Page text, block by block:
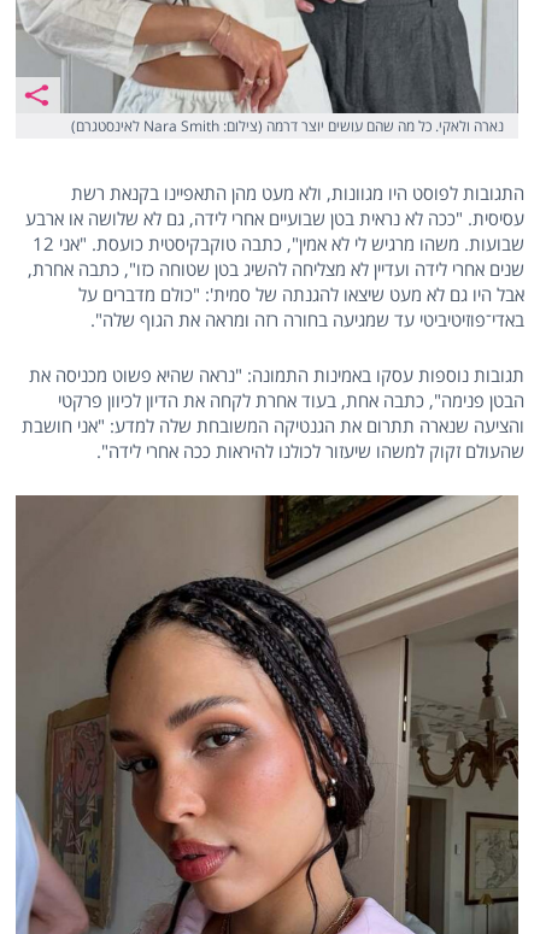
נארה ולאקי. כל מה שהם עושים יוצר דרמה (צילום: Nara Smith לאינסטגרם)
התגובות לפוסט היו מגוונות, ולא מעט מהן התאפיינו בקנאת רשת
עסיסית. "ככה לא נראית בטן שבועיים אחרי לידה, גם לא שלושה או ארבע
שבועות. משהו מרגיש לי לא אמין", כתבה טוקבקיסטית כועסת. "אני 12
שנים אחרי לידה ועדיין לא מצליחה להשיג בטן שטוחה כזו", כתבה אחרת,
אבל היו גם לא מעט שיצאו להגנתה של סמית': "כולם מדברים על
באדי־פוזיטיביטי עד שמגיעה בחורה רזה ומראה את הגוף שלה".
תגובות נוספות עסקו באמינות התמונה: "נראה שהיא פשוט מכניסה את
הבטן פנימה", כתבה אחת, בעוד אחרת לקחה את הדיון לכיוון פרקטי
והציעה שנארה תתרום את הגנטיקה המשובחת שלה למדע: "אני חושבת
שהעולם זקוק למשהו שיעזור לכולנו להיראות ככה אחרי לידה".